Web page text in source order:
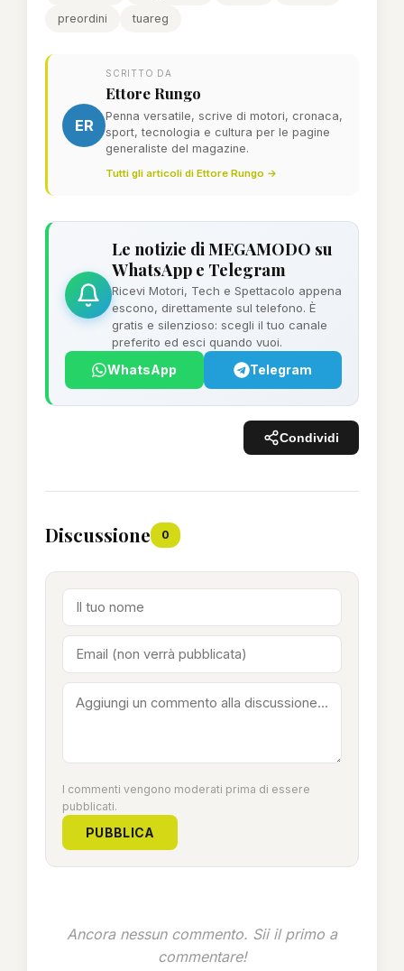
preordini
tuareg
ER
SCRITTO DA
Ettore Rungo
Penna versatile, scrive di motori, cronaca,
sport, tecnologia e cultura per le pagine
generaliste del magazine.
Tutti gli articoli di Ettore Rungo →
Le notizie di MEGAMODO su
WhatsApp e Telegram
Ricevi Motori, Tech e Spettacolo appena
escono, direttamente sul telefono. È
gratis e silenzioso: scegli il tuo canale
preferito ed esci quando vuoi.
WhatsApp Telegram
Condividi
Discussione 0
I commenti vengono moderati prima di essere
pubblicati.
PUBBLICA
Ancora nessun commento. Sii il primo a
commentare!